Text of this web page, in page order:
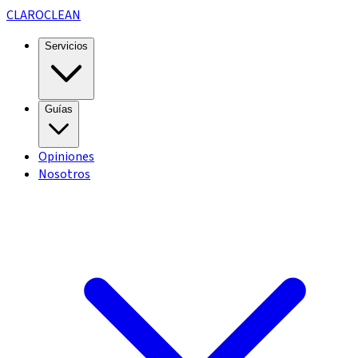
CLAROCLEAN
Servicios
Guías
Opiniones
Nosotros